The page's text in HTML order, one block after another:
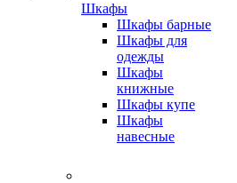
Шкафы
Шкафы барные
Шкафы для
одежды
Шкафы
книжные
Шкафы купе
Шкафы
навесные